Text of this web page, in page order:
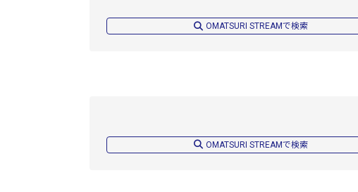
OMATSURI STREAMで検索
OMATSURI STREAMで検索